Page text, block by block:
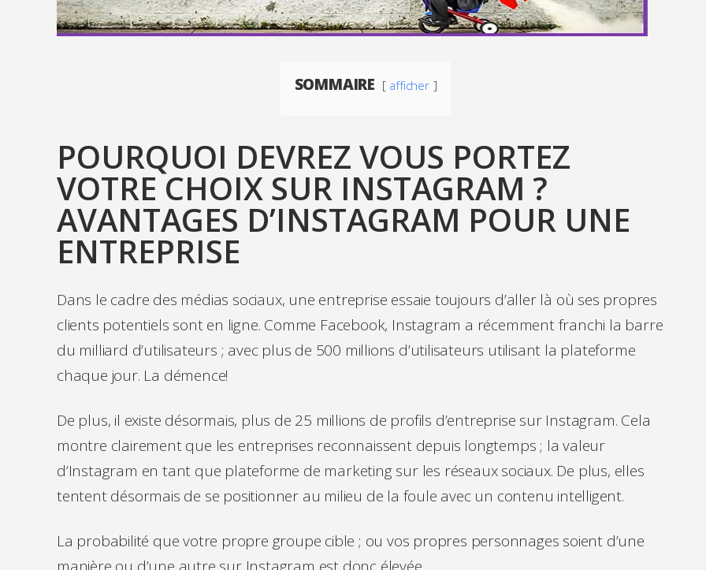
SOMMAIRE afficher
POURQUOI DEVREZ VOUS PORTEZ
VOTRE CHOIX SUR INSTAGRAM ?
AVANTAGES D’INSTAGRAM POUR UNE
ENTREPRISE
Dans le cadre des médias sociaux, une entreprise essaie toujours d’aller là où ses propres
clients potentiels sont en ligne. Comme Facebook, Instagram a récemment franchi la barre
du milliard d’utilisateurs ; avec plus de 500 millions d’utilisateurs utilisant la plateforme
chaque jour. La démence!
De plus, il existe désormais, plus de 25 millions de profils d’entreprise sur Instagram. Cela
montre clairement que les entreprises reconnaissent depuis longtemps ; la valeur
d’Instagram en tant que plateforme de marketing sur les réseaux sociaux. De plus, elles
tentent désormais de se positionner au milieu de la foule avec un contenu intelligent.
La probabilité que votre propre groupe cible ; ou vos propres personnages soient d’une